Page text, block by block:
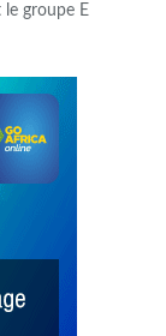
groupe E